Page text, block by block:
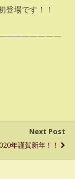
登場です！！
Next Post
年謹賀新年！！